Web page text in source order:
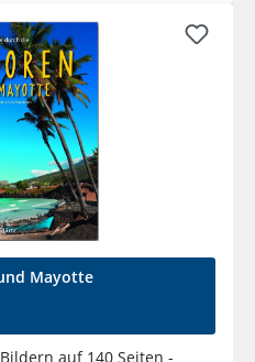
Mayotte
auf 140 Seiten -